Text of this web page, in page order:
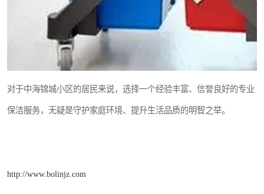
对于中海锦城小区的居民来说，选择一个经验丰富、信誉良好的专业
保洁服务，无疑是守护家庭环境、提升生活品质的明智之举。
http://www.bolinjz.com